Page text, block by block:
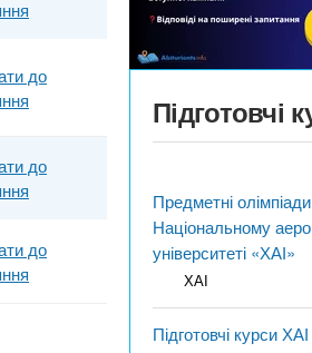
до
до
до
Підготовчі
Предметні
Національному
університеті «ХАІ»
ХАІ
Підготовчі курси ХАІ